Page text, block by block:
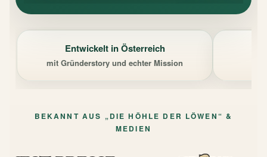
Entwickelt in Österreich
mit Gründerstory und echter Mission
BEKANNT AUS „DIE HÖHLE DER LÖWEN“ &
MEDIEN